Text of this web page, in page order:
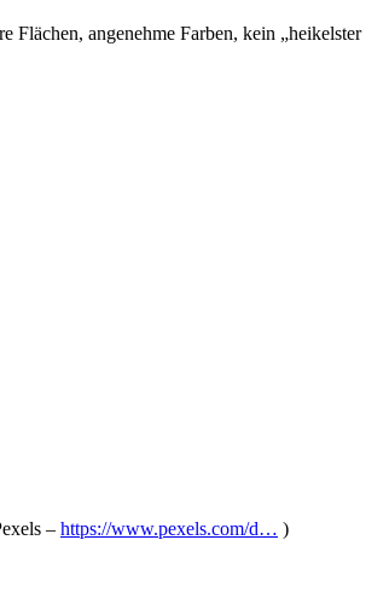
Flächen, angenehme Farben, kein „heikelster
– https://www.pexels.com/d… )